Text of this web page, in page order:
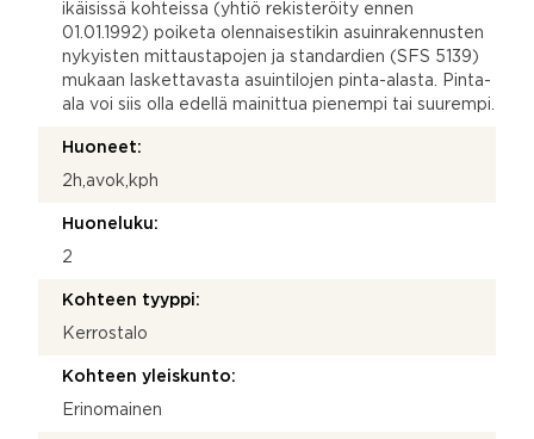
ikäisissä kohteissa (yhtiö rekisteröity ennen
01.01.1992) poiketa olennaisestikin asuinrakennusten
nykyisten mittaustapojen ja standardien (SFS 5139)
mukaan laskettavasta asuintilojen pinta-alasta. Pinta-
ala voi siis olla edellä mainittua pienempi tai suurempi.
Huoneet:
2h,avok,kph
Huoneluku:
2
Kohteen tyyppi:
Kerrostalo
Kohteen yleiskunto:
Erinomainen